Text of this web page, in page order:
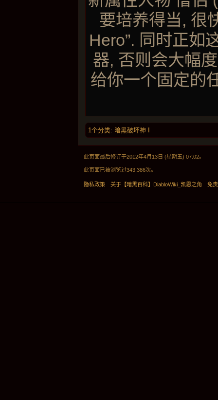
要培养得当, 很
Hero”. 同时正如
器, 否则会大幅
给你一个固定的
1个分类: 暗黑破坏神 I
此页面最后修订于2012年4月13日 (星期五) 07:02。
此页面已被浏览过343,386次。
隐私政策 关于【暗黑百科】DiabloWiki_凯恩之角 免